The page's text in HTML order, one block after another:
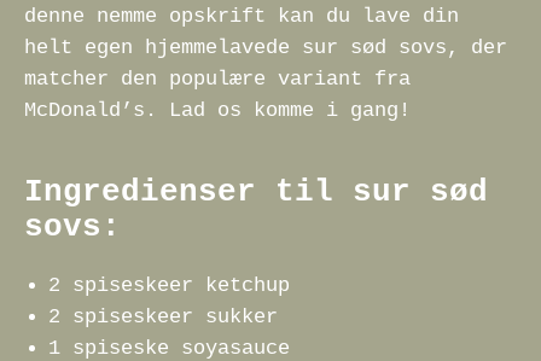
denne nemme opskrift kan du lave din
helt egen hjemmelavede sur sød sovs, der
matcher den populære variant fra
McDonald’s. Lad os komme i gang!
Ingredienser til sur sød
sovs:
2 spiseskeer ketchup
2 spiseskeer sukker
1 spiseske soyasauce